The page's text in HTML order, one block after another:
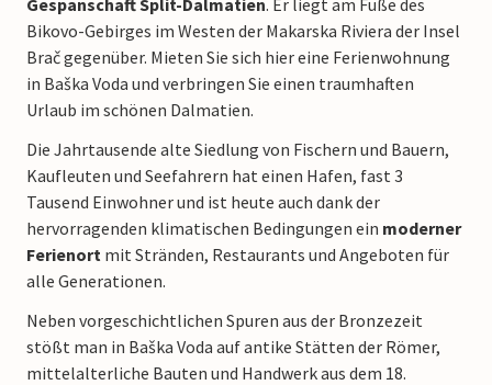
Bikovo-Gebirges im Westen der Makarska Riviera der Insel
Brač gegenüber. Mieten Sie sich hier eine Ferienwohnung
in Baška Voda und verbringen Sie einen traumhaften
Urlaub im schönen Dalmatien.
Die Jahrtausende alte Siedlung von Fischern und Bauern,
Kaufleuten und Seefahrern hat einen Hafen, fast 3
Tausend Einwohner und ist heute auch dank der
hervorragenden klimatischen Bedingungen ein moderner
Ferienort mit Stränden, Restaurants und Angeboten für
alle Generationen.
Neben vorgeschichtlichen Spuren aus der Bronzezeit
stößt man in Baška Voda auf antike Stätten der Römer,
mittelalterliche Bauten und Handwerk aus dem 18.